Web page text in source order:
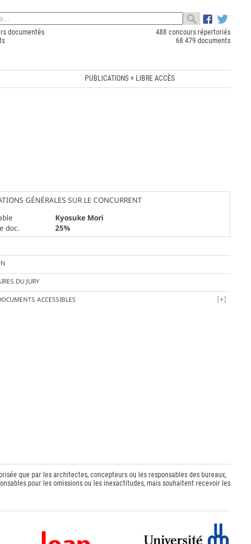
documentés
488 concours répertoriés
68 479 documents
PUBLICATIONS + LIBRE ACCÈS
GÉNÉRALES SUR LE CONCURRENT
Kyosuke Mori
doc.
25%
DU JURY
ACCESSIBLES
que par les architectes, concepteurs ou les responsables des bureaux,
pour les omissions ou les inexactitudes, mais souhaitent recevoir les